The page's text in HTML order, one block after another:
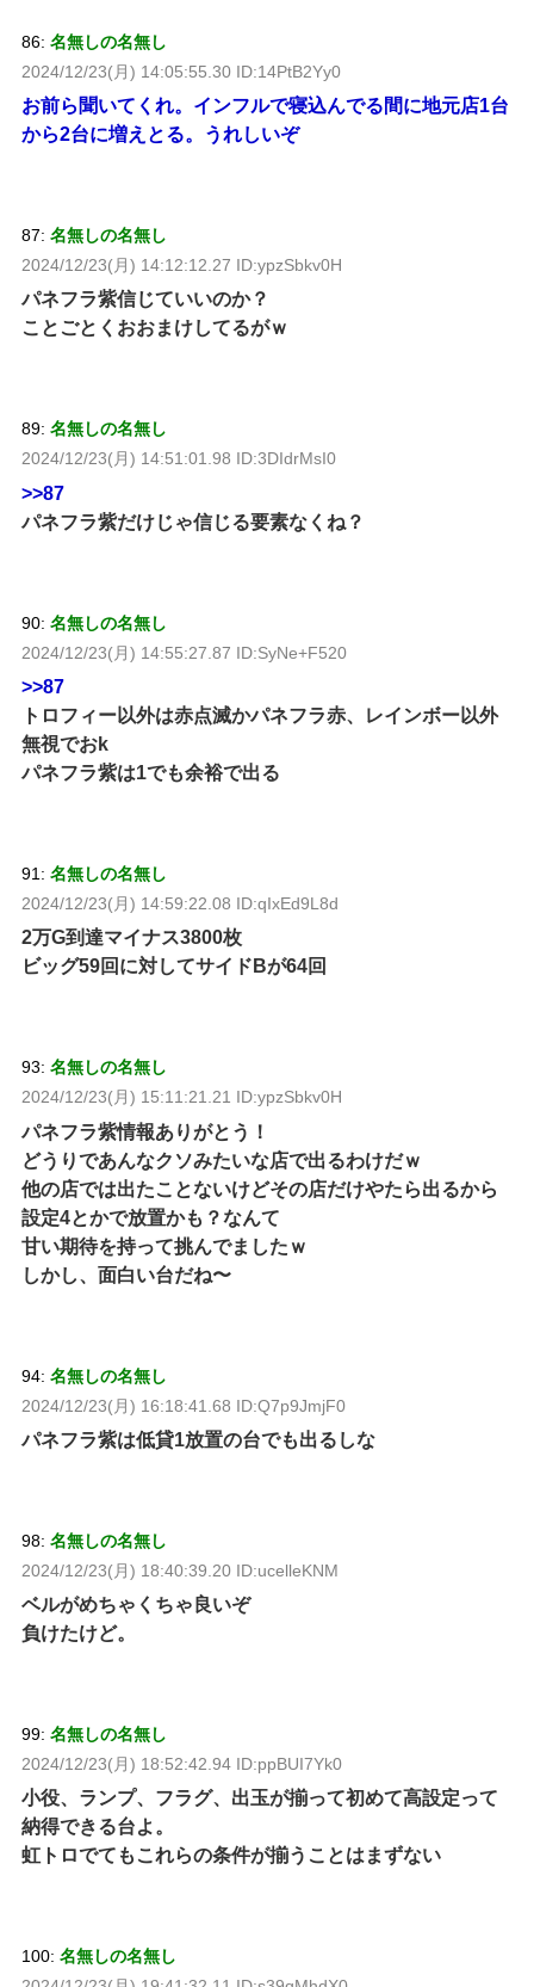
86: 名無しの名無し
2024/12/23(月) 14:05:55.30 ID:14PtB2Yy0
お前ら聞いてくれ。インフルで寝込んでる間に地元店1台
から2台に増えとる。うれしいぞ
87: 名無しの名無し
2024/12/23(月) 14:12:12.27 ID:ypzSbkv0H
パネフラ紫信じていいのか？
ことごとくおおまけしてるがｗ
89: 名無しの名無し
2024/12/23(月) 14:51:01.98 ID:3DIdrMsI0
>>87
パネフラ紫だけじゃ信じる要素なくね？
90: 名無しの名無し
2024/12/23(月) 14:55:27.87 ID:SyNe+F520
>>87
トロフィー以外は赤点滅かパネフラ赤、レインボー以外
無視でおk
パネフラ紫は1でも余裕で出る
91: 名無しの名無し
2024/12/23(月) 14:59:22.08 ID:qIxEd9L8d
2万G到達マイナス3800枚
ビッグ59回に対してサイドBが64回
93: 名無しの名無し
2024/12/23(月) 15:11:21.21 ID:ypzSbkv0H
パネフラ紫情報ありがとう！
どうりであんなクソみたいな店で出るわけだｗ
他の店では出たことないけどその店だけやたら出るから
設定4とかで放置かも？なんて
甘い期待を持って挑んでましたｗ
しかし、面白い台だね〜
94: 名無しの名無し
2024/12/23(月) 16:18:41.68 ID:Q7p9JmjF0
パネフラ紫は低貸1放置の台でも出るしな
98: 名無しの名無し
2024/12/23(月) 18:40:39.20 ID:ucelleKNM
ベルがめちゃくちゃ良いぞ
負けたけど。
99: 名無しの名無し
2024/12/23(月) 18:52:42.94 ID:ppBUI7Yk0
小役、ランプ、フラグ、出玉が揃って初めて高設定って
納得できる台よ。
虹トロでてもこれらの条件が揃うことはまずない
100: 名無しの名無し